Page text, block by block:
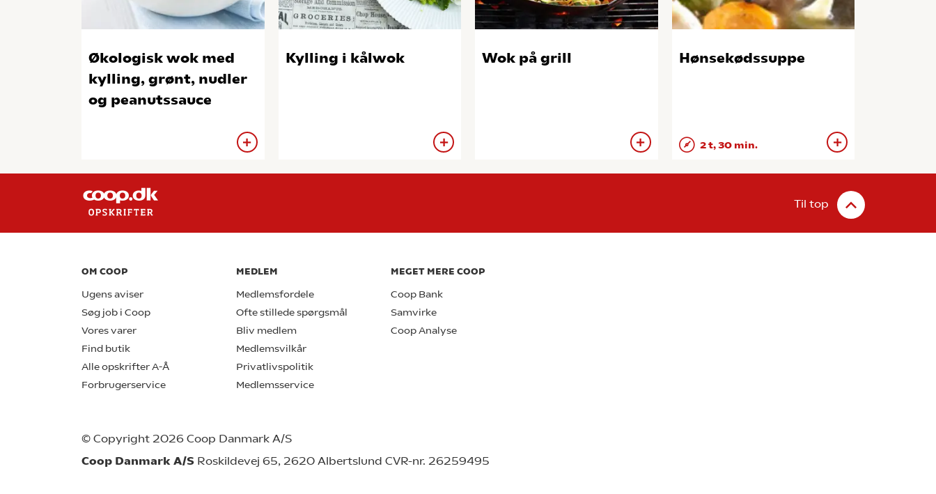
Økologisk wok med
kylling, grønt, nudler
og peanutssauce
Kylling i kålwok Wok på grill Hønsekødssuppe
2 t, 30 min.
Til top
OM COOP
Ugens aviser
Søg job i Coop
Vores varer
Find butik
Alle opskrifter A-Å
Forbrugerservice
MEDLEM
Medlemsfordele
Ofte stillede spørgsmål
Bliv medlem
Medlemsvilkår
Privatlivspolitik
Medlemsservice
MEGET MERE COOP
Coop Bank
Samvirke
Coop Analyse
© Copyright 2026 Coop Danmark A/S
Coop Danmark A/S Roskildevej 65, 2620 Albertslund CVR-nr. 26259495